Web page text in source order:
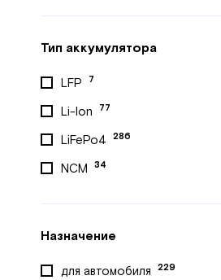
Must 1
Oleo-Mac
OSCAL3
Oukitel
PECRON
Тип аккумулятора
LFP 7
Li-Ion 77
LiFePo4 286
NCM 34
Назначение
для автомобиля 229